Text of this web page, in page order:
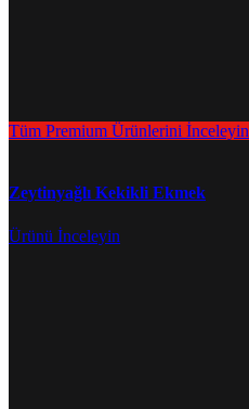
Tüm Premium Ürünlerini İnceleyin
Zeytinyağlı Kekikli Ekmek
Ürünü İnceleyin